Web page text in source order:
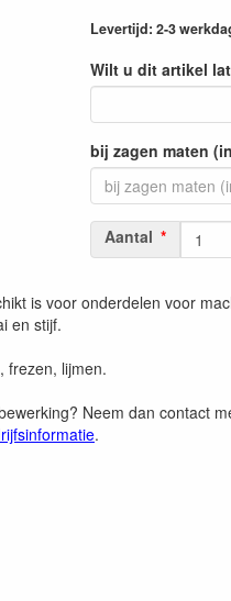
Levertijd: 2-3
Wilt u dit artikel
bij zagen maten
Aantal
is voor onderdelen voor
en stijf.
frezen, lijmen.
Neem dan contact
.